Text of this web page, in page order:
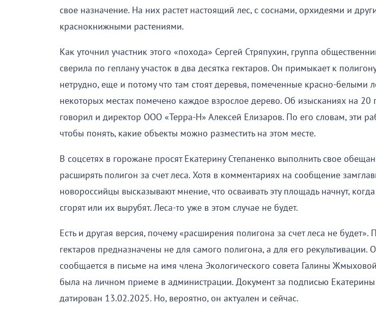
свое назначение. На них растет настоящий лес, с соснами, орхидеями и
краснокнижными растениями.
Как уточнил участник этого «похода» Сергей Стряпухин, группа
сверила по геплану участок в два десятка гектаров. Он примыкает к
нетрудно, еще и потому что там стоят деревья, помеченные красно-белыми
некоторых местах помечено каждое взрослое дерево. Об изысканиях на 20
говорил и директор ООО «Терра-Н» Алексей Елизаров. По его словам, эти
чтобы понять, какие объекты можно разместить на этом месте.
В соцсетях в горожане просят Екатерину Степаненко выполнить свое
расширять полигон за счет леса. Хотя в комментариях на сообщение
новороссийцы высказывают мнение, что осваивать эту площадь начнут,
сгорят или их вырубят. Леса-то уже в этом случае не будет.
Есть и другая версия, почему «расширения полигона за счет леса не будет».
гектаров предназначены не для самого полигона, а для его рекультивации.
сообщается в письме на имя члена Экологического совета Галины
была на личном приеме в администрации. Документ за подписью Екатерины
датирован 13.02.2025. Но, вероятно, он актуален и сейчас.